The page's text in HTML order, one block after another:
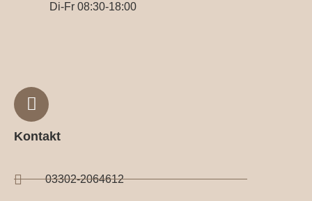
Di-Fr 08:30-18:00
Kontakt
03302-2064612